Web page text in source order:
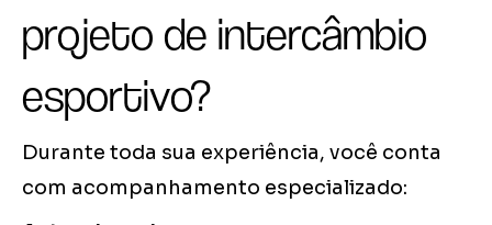
projeto de intercâmbio
esportivo?
Durante toda sua experiência, você conta
com acompanhamento especializado: